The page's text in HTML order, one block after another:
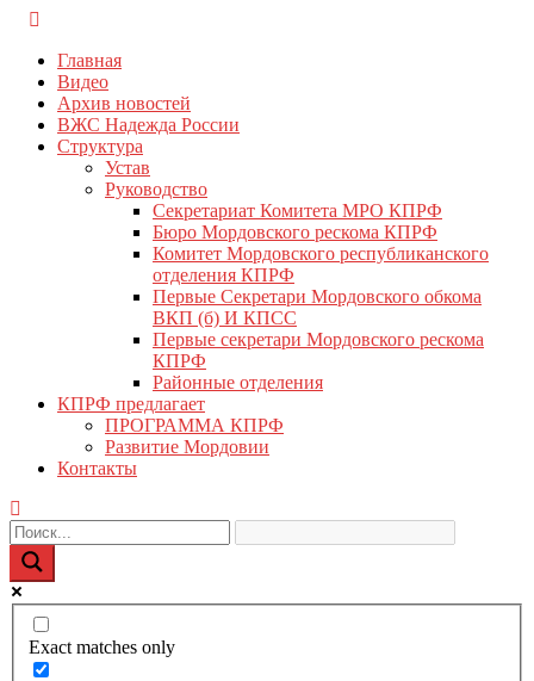
Перейти
содержимому
Главная
Видео
Архив новостей
ВЖС Надежда России
Структура
Устав
Руководство
Секретариат Комитета МРО КПРФ
Бюро Мордовского рескома КПРФ
Комитет Мордовского республиканского
отделения КПРФ
Первые Секретари Мордовского обкома
ВКП (б) И КПСС
Первые секретари Мордовского рескома
КПРФ
Районные отделения
КПРФ предлагает
ПРОГРАММА КПРФ
Развитие Мордовии
Контакты
Exact matches only